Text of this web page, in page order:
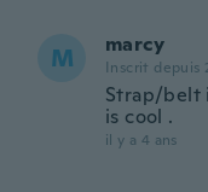
M marcy
Inscrit depuis
Strap/belt
is cool .
il y a 4 ans